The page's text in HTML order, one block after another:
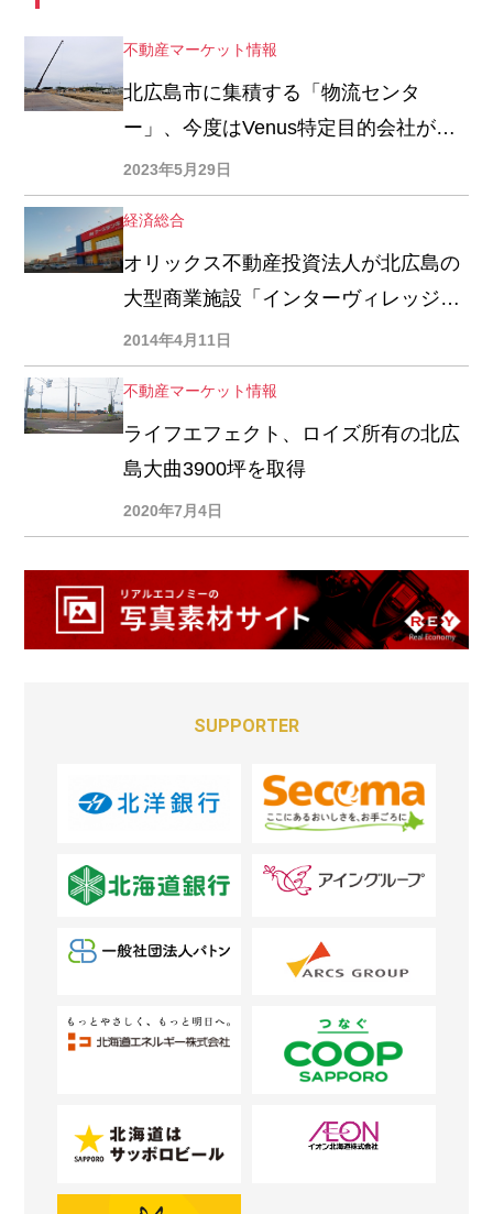
不動産マーケット情報
北広島市に集積する「物流センタ
ー」、今度はVenus特定目的会社が建
設
2023年5月29日
経済総合
オリックス不動産投資法人が北広島の
大型商業施設「インターヴィレッジ大
曲」を５１億円でＲＥＩＴ取得
2014年4月11日
不動産マーケット情報
ライフエフェクト、ロイズ所有の北広
島大曲3900坪を取得
2020年7月4日
SUPPORTER